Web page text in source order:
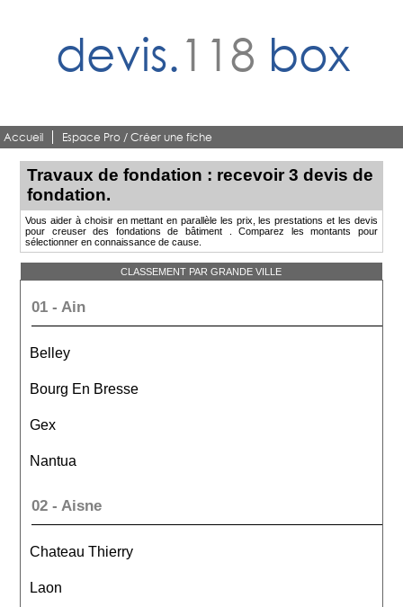
devis.118 box
Accueil Espace Pro / Créer une fiche
Travaux de fondation : recevoir 3 devis de
fondation.
Vous aider à choisir en mettant en parallèle les prix, les prestations et les devis
pour creuser des fondations de bâtiment . Comparez les montants pour
sélectionner en connaissance de cause.
CLASSEMENT PAR GRANDE VILLE
01 - Ain
Belley
Bourg En Bresse
Gex
Nantua
02 - Aisne
Chateau Thierry
Laon